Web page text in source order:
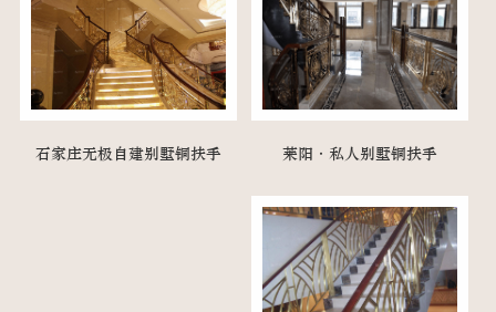
石家庄无极自建别墅铜扶手 莱阳·私人别墅铜扶手